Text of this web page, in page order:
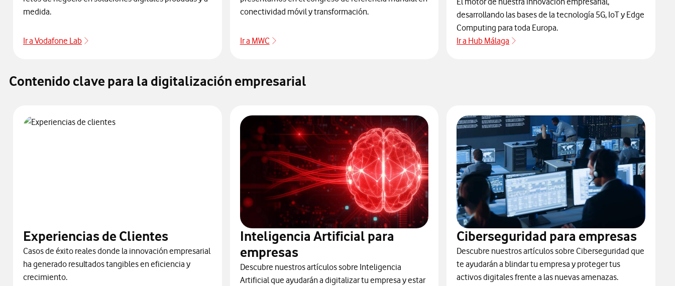
medida.
Ir a Vodafone Lab
conectividad móvil y transformación.
Ir a MWC
desarrollando las bases de la tecnología 5G, IoT y Edge
Computing para toda Europa.
Ir a Hub Málaga
Contenido clave para la digitalización empresarial
Experiencias de Clientes
Casos de éxito reales donde la innovación empresarial
ha generado resultados tangibles en eficiencia y
crecimiento.
Inteligencia Artificial para
empresas
Descubre nuestros artículos sobre Inteligencia
Artificial que ayudarán a digitalizar tu empresa y estar
Ciberseguridad para empresas
Descubre nuestros artículos sobre Ciberseguridad que
te ayudarán a blindar tu empresa y proteger tus
activos digitales frente a las nuevas amenazas.